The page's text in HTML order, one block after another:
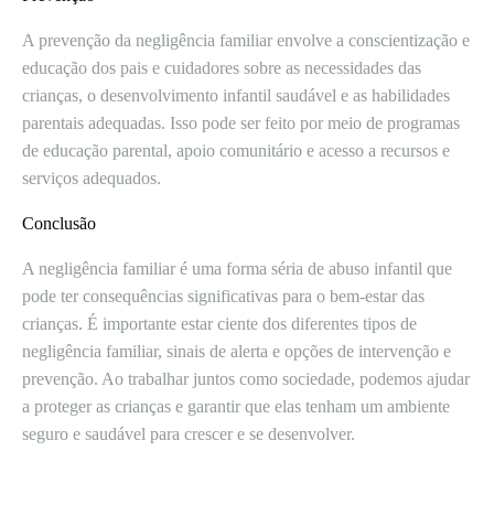
A prevenção da negligência familiar envolve a conscientização e
educação dos pais e cuidadores sobre as necessidades das
crianças, o desenvolvimento infantil saudável e as habilidades
parentais adequadas. Isso pode ser feito por meio de programas
de educação parental, apoio comunitário e acesso a recursos e
serviços adequados.
Conclusão
A negligência familiar é uma forma séria de abuso infantil que
pode ter consequências significativas para o bem-estar das
crianças. É importante estar ciente dos diferentes tipos de
negligência familiar, sinais de alerta e opções de intervenção e
prevenção. Ao trabalhar juntos como sociedade, podemos ajudar
a proteger as crianças e garantir que elas tenham um ambiente
seguro e saudável para crescer e se desenvolver.